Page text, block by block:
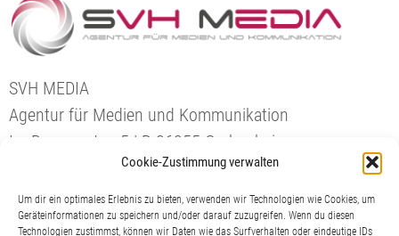
Cookie-Zustimmung verwalten
Um dir ein optimales Erlebnis zu bieten, verwenden wir Technologien wie Cookies, um
Geräteinformationen zu speichern und/oder darauf zuzugreifen. Wenn du diesen
Technologien zustimmst, können wir Daten wie das Surfverhalten oder eindeutige IDs
SVH MEDIA
Agentur für Medien und Kommunikation
Im Baumgarten 5 | D-36355 Grebenhain
https://www.svh-media.de